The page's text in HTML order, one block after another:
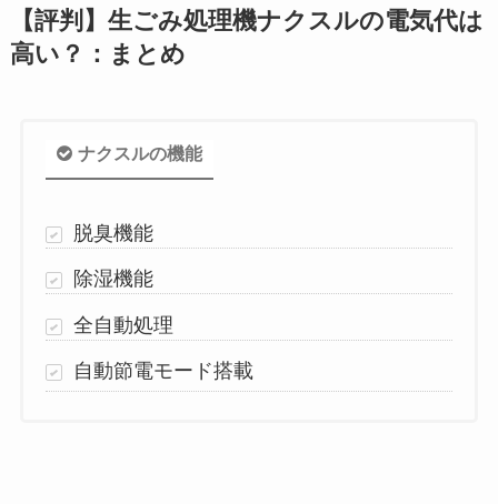
【評判】生ごみ処理機ナクスルの電気代は
高い？：まとめ
ナクスルの機能
脱臭機能
除湿機能
全自動処理
自動節電モード搭載